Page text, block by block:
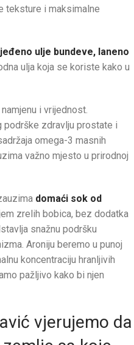
teksture i maksimalne
ulje bundeve, laneno
ulja koja se koriste kako u
i vrijednost.
podrške zdravlju prostate i
omega-3 masnih
važno mjesto u prirodnoj
domaći sok od
zrelih bobica, bez dodatka
snažnu podršku
Aroniju beremo u punoj
koncentraciju hranljivih
pažljivo kako bi njen
vjerujemo da